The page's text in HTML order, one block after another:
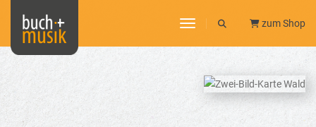
toggle navigation
zum Shop